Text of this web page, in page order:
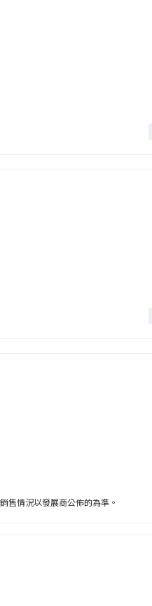
售情況以發展商公佈的為準。